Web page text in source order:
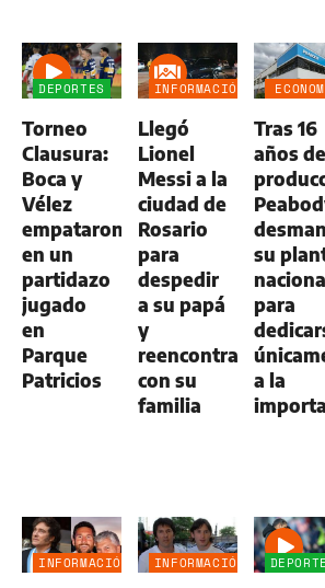
DEPORTES
Torneo
Clausura:
Boca y
Vélez
empataron
en un
partidazo
jugado
en
Parque
Patricios
INFORMACIÓN
Llegó
Lionel
Messi a la
ciudad de
Rosario
para
despedir
a su papá
y
reencontrarse
con su
familia
AGRO
Tras 16
años de
su
para
a la
INFORMACIÓN
INFORMACIÓN